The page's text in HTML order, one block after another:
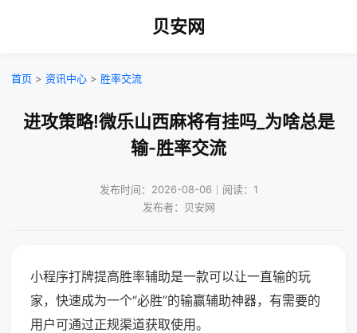
贝安网
首页 > 资讯中心 > 胜率交流
进攻策略!微乐山西麻将有挂吗_为啥总是
输-胜率交流
发布时间：2026-08-06｜阅读：1
发布者：贝安网
小程序打牌提高胜率辅助是一款可以让一直输的玩
家，快速成为一个“必胜”的输赢辅助神器，有需要的
用户可通过正规渠道获取使用。